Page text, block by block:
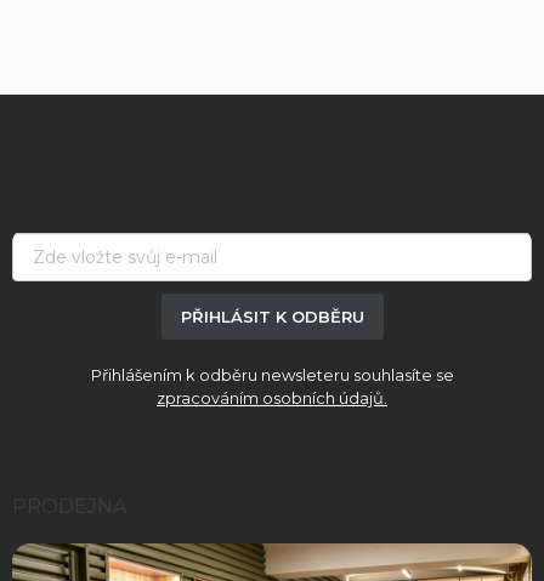
PŘIHLÁSIT K ODBĚRU
Přihlášením k odběru newsleteru souhlasíte se
zpracováním osobních údajů.
PRODEJNA